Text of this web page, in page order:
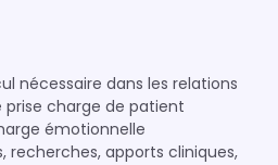
nécessaire dans les relations
prise charge de patient
émotionnelle
recherches, apports cliniques,